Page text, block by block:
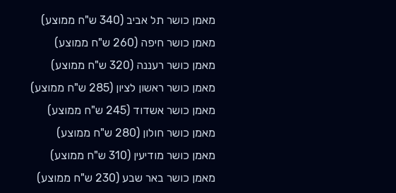
מאמן כושר תל אביב (
340 ש"ח ממוצע)
מאמן כושר חיפה (
260 ש"ח ממוצע)
מאמן כושר רעננה (
320 ש"ח ממוצע)
מאמן כושר ראשון לציון (
285 ש"ח ממוצע)
מאמן כושר אשדוד (
245 ש"ח ממוצע)
מאמן כושר חולון (
280 ש"ח ממוצע)
מאמן כושר מודיעין (
310 ש"ח ממוצע)
מאמן כושר באר שבע (
230 ש"ח ממוצע)